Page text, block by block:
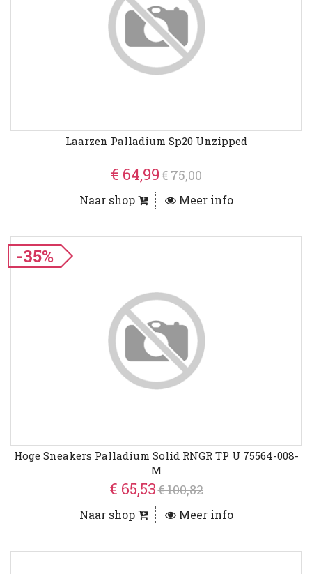
Laarzen Palladium Sp20 Unzipped
€ 64,99€ 75,00
Naar shop Meer info
-35%
Hoge Sneakers Palladium Solid RNGR TP U 75564-008-
M
€ 65,53€ 100,82
Naar shop Meer info